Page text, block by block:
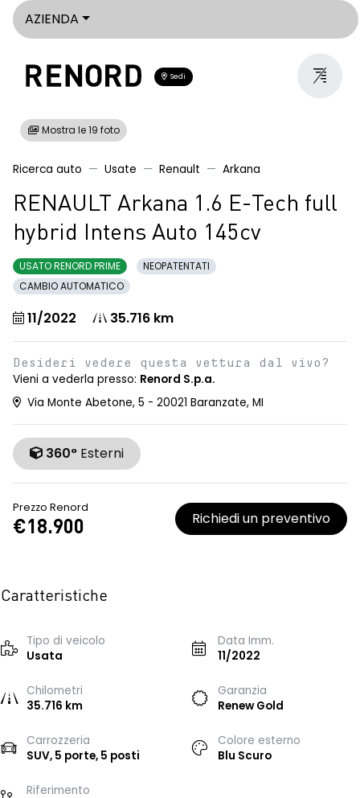
AZIENDA
Sedi
Mostra le 19 foto
Ricerca auto Usate Renault Arkana
RENAULT Arkana 1.6 E-Tech full
hybrid Intens Auto 145cv
USATO RENORD PRIME
NEOPATENTATI
CAMBIO AUTOMATICO
11/2022 35.716 km
Desideri vedere questa vettura dal vivo?
Vieni a vederla presso: Renord S.p.a.
Via Monte Abetone, 5 - 20021 Baranzate, MI
360° Esterni
Prezzo Renord
€18.900 Richiedi un preventivo
Caratteristiche
Tipo di veicolo
Usata
Data Imm.
11/2022
Chilometri
35.716 km
Garanzia
Renew Gold
Carrozzeria
SUV, 5 porte, 5 posti
Colore esterno
Blu Scuro
Riferimento